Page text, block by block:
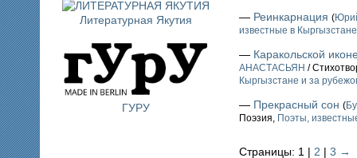
Литературная Якутия
ГУРУ
— Реинкарнация (
известные в
— Каракольской
АНАСТАСЬЯН /
Кыргызстане и за
— Прекрасный сон (
Поэзия, Поэты,
Страницы: 1 | 2 | 3 →